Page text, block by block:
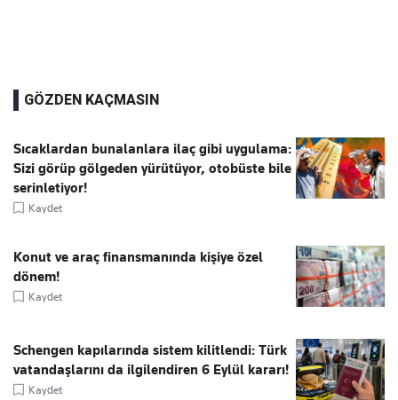
GÖZDEN KAÇMASIN
Sıcaklardan bunalanlara ilaç gibi uygulama:
Sizi görüp gölgeden yürütüyor, otobüste bile
serinletiyor!
Kaydet
Konut ve araç finansmanında kişiye özel
dönem!
Kaydet
Schengen kapılarında sistem kilitlendi: Türk
vatandaşlarını da ilgilendiren 6 Eylül kararı!
Kaydet